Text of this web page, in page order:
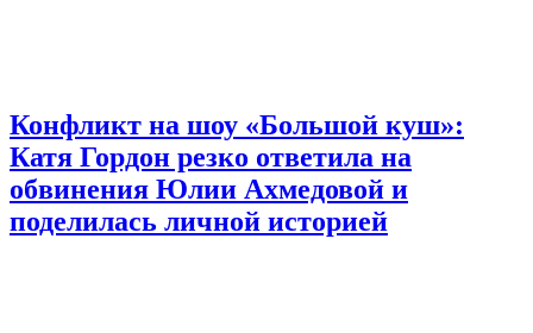
Конфликт на шоу «Большой куш»:
Катя Гордон резко ответила на
обвинения Юлии Ахмедовой и
поделилась личной историей